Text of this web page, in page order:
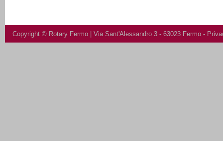
Copyright © Rotary Fermo | Via Sant'Alessandro 3 - 63023 Fermo -